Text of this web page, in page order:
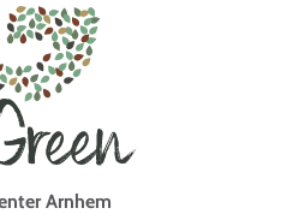
Arnhem